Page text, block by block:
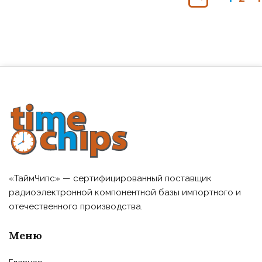
«ТаймЧипс» — сертифицированный поставщик
радиоэлектронной компонентной базы импортного и
отечественного производства.
Меню